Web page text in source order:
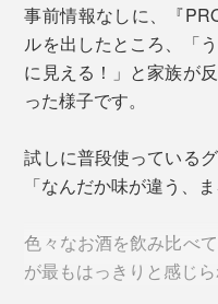
ガラス製のグラスの内
ーションになっていま
事前情報なしに、『
ルを出したところ、「
に見える！」と家族が
った様子です。
試しに普段使っている
「なんだか味が違う、ま
色々なお酒を飲み比べ
が最もはっきりと感じら